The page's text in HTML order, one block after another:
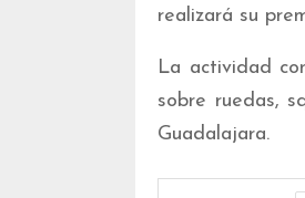
realizará su
La actividad
sobre ruedas,
Guadalajara.